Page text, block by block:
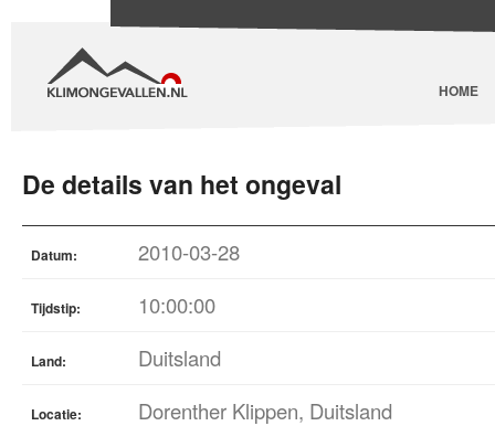
HOME
De details van het ongeval
Datum: 2010-03-28
Tijdstip: 10:00:00
Land: Duitsland
Locatie: Dorenther Klippen, Duitsland